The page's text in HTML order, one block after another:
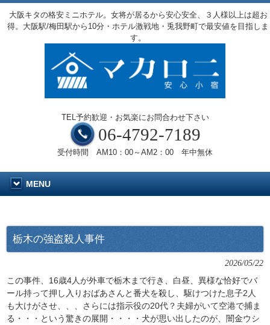
大阪キタの格安ミニホテル。女将が居るから安心安全、３人様以上は超お
得。大阪駅/梅田駅から10分・ホテル激戦地・兎我野町で最安値を目指しま
す。
TEL予約歓迎・お気楽にお問合わせ下さい
06-4792-7189
受付時間 AM10：00～AM2：00 年中無休
MENU
栃木の強盗殺人事件
2026/05/22
この事件、16歳4人が外車で栃木まで行き、白昼、異様な恰好でバ
ール持って押し入りおばあさんと番犬を殺し、駆けつけた息子2人
も大けがさせ、、、さらには指示役の20代？夫婦がいて空港で捕ま
る・・・という驚きの展開・・・・犬が思い出したのが、闇金ウシ